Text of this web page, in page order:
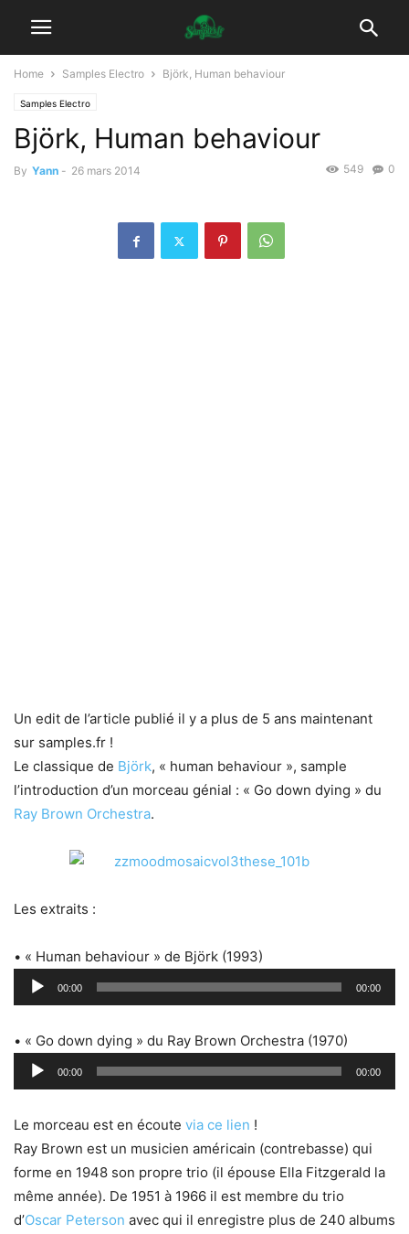
Home Samples Electro Björk, Human behaviour
Samples Electro
Björk, Human behaviour
By Yann - 26 mars 2014 0
549
Un edit de l’article publié il y a plus de 5 ans maintenant
sur samples.fr !
Le classique de Björk, « human behaviour », sample
l’introduction d’un morceau génial : « Go down dying » du
Ray Brown Orchestra.
Les extraits :
• « Human behaviour » de Björk (1993)
Lecteur
audio
00:00 00:00
• « Go down dying » du Ray Brown Orchestra (1970)
Lecteur
audio
00:00 00:00
Le morceau est en écoute via ce lien !
Ray Brown est un musicien américain (contrebasse) qui
forme en 1948 son propre trio (il épouse Ella Fitzgerald la
même année). De 1951 à 1966 il est membre du trio
d’Oscar Peterson avec qui il enregistre plus de 240 albums